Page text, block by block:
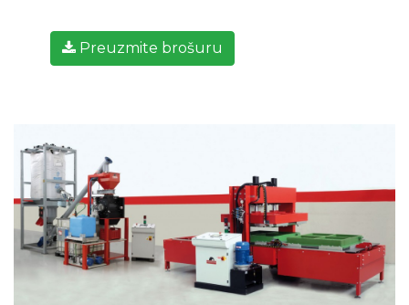
Preuzmite brošuru